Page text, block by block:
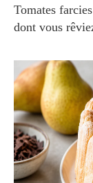
Tomates
dont vous